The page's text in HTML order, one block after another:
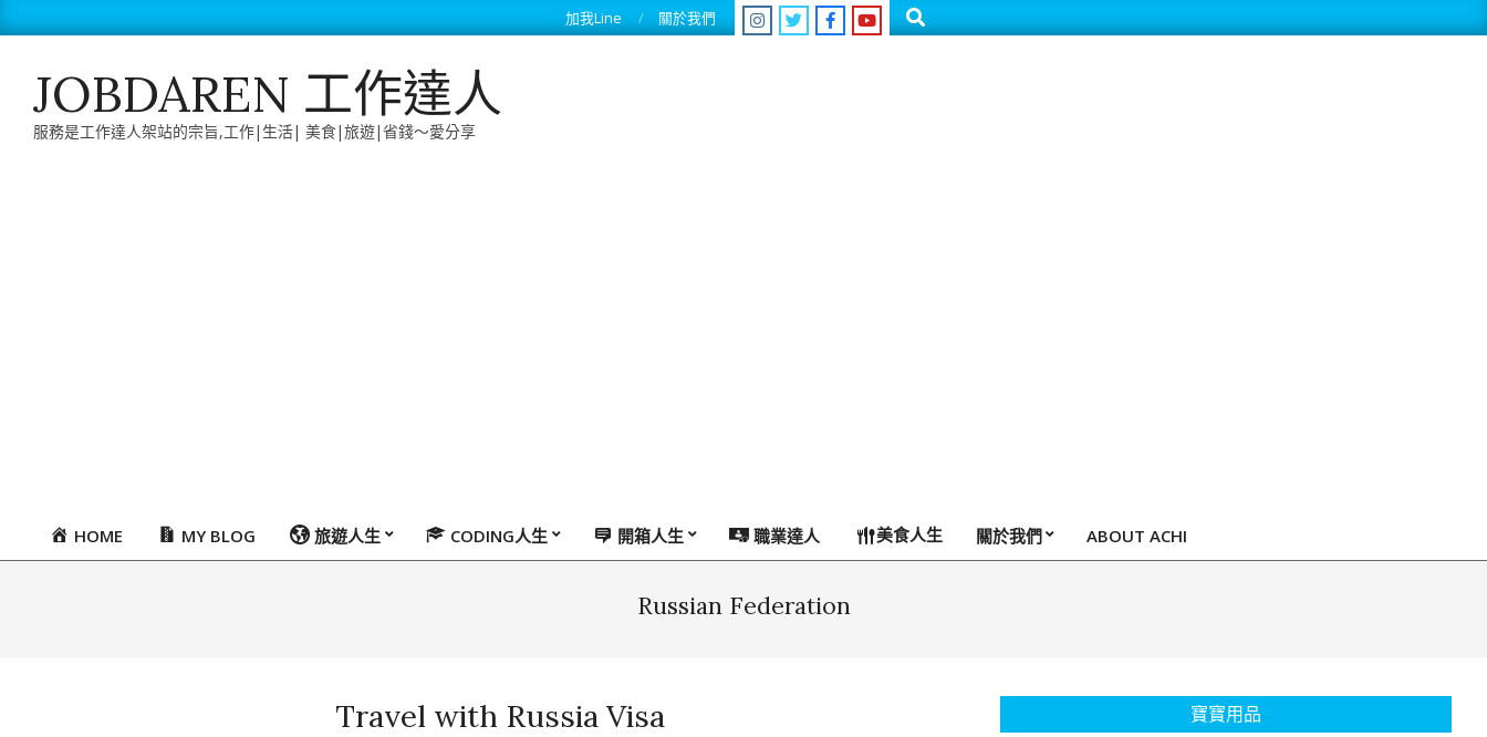
to
加我Line 關於我們 Search
JOBDAREN 工作達人
服務是工作達人架站的宗旨,工作|生活| 美食|旅遊|省錢～愛分享
PrimaryHOME MY BLOG 旅遊人生 CODING人生 開箱人生 職業達人 美食人生 關於我們 ABOUT ACHI
Russian Federation
Travel with Russia Visa 寶寶用品